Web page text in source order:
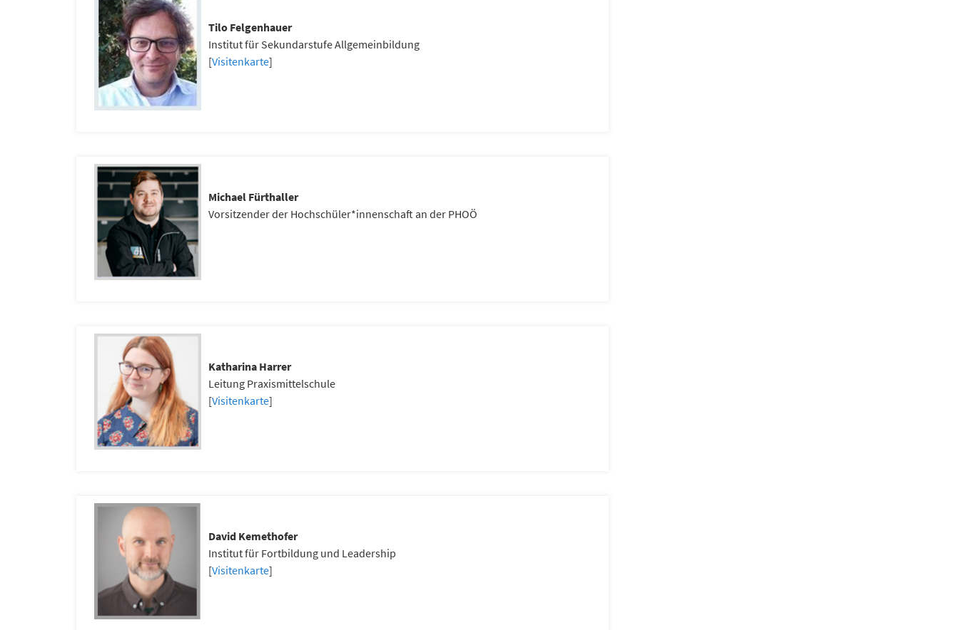
Tilo Felgenhauer
Institut für Sekundarstufe Allgemeinbildung
[Visitenkarte]
Michael Fürthaller
Vorsitzender der Hochschüler*innenschaft an der PHOÖ
Katharina Harrer
Leitung Praxismittelschule
[Visitenkarte]
David Kemethofer
Institut für Fortbildung und Leadership
[Visitenkarte]